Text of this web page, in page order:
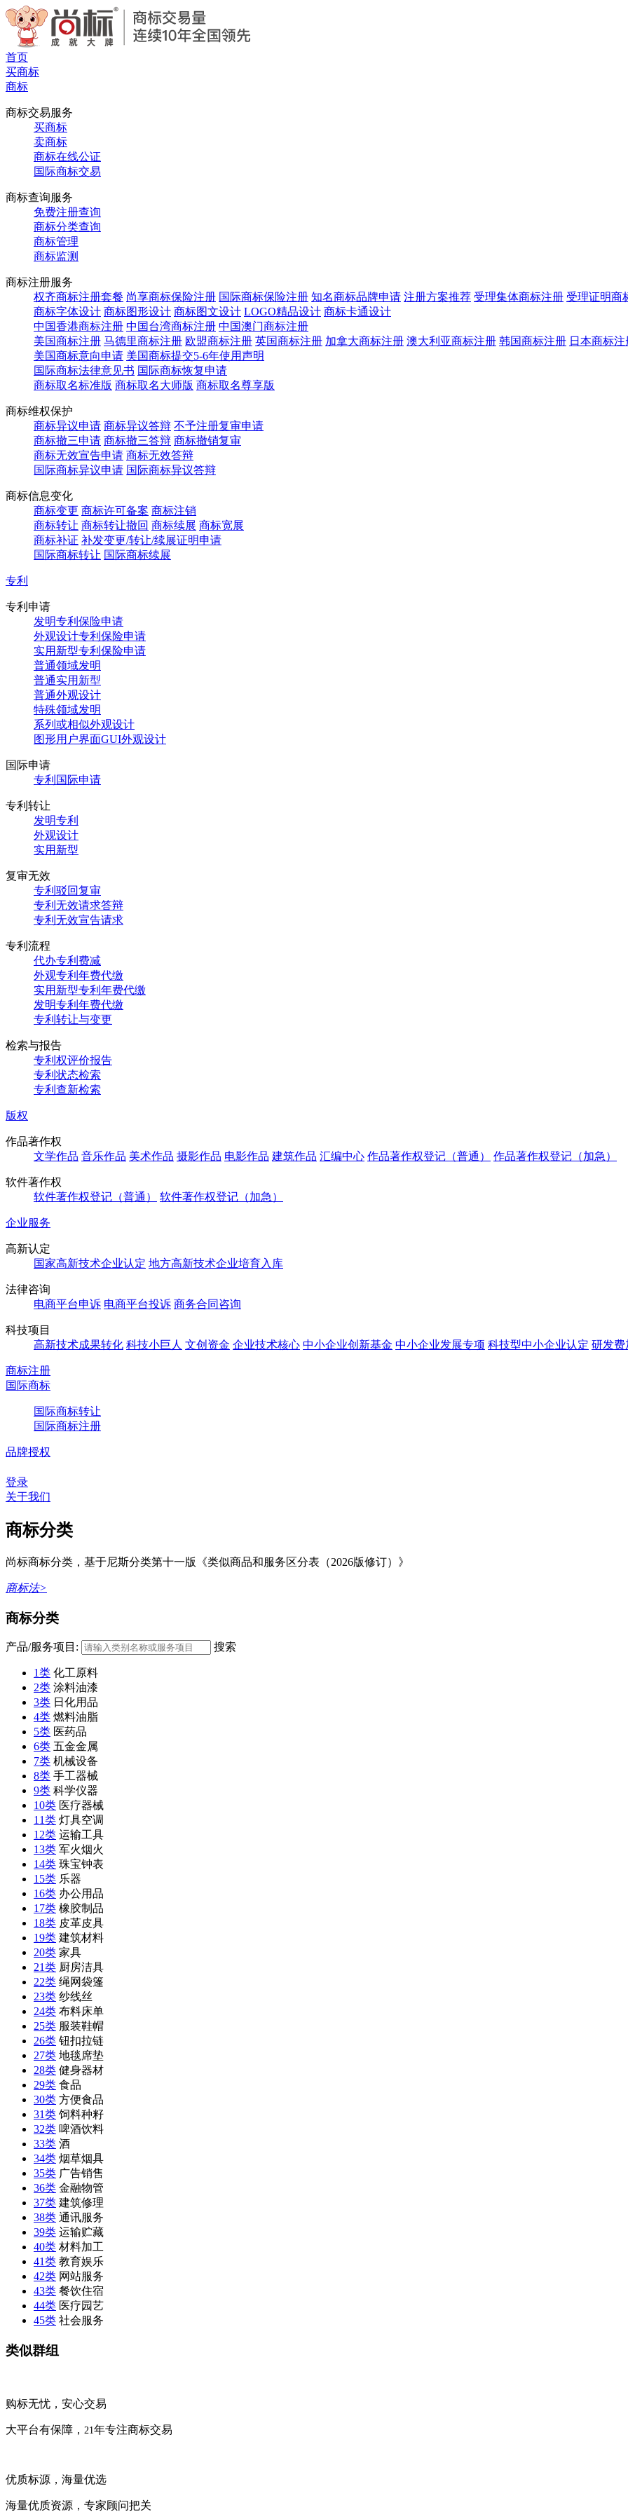
首页
买商标
商标
商标交易服务
买商标
卖商标
商标在线公证
国际商标交易
商标查询服务
免费注册查询
商标分类查询
商标管理
商标监测
商标注册服务
权齐商标注册套餐 尚享商标保险注册 国际商标保险注册 知名商标品牌申请 注册方案推荐 受理集体商标注册 受理证明商
商标字体设计 商标图形设计 商标图文设计 LOGO精品设计 商标卡通设计
中国香港商标注册 中国台湾商标注册 中国澳门商标注册
美国商标注册 马德里商标注册 欧盟商标注册 英国商标注册 加拿大商标注册 澳大利亚商标注册 韩国商标注册 日本商标注
美国商标意向申请 美国商标提交5-6年使用声明
国际商标法律意见书 国际商标恢复申请
商标取名标准版 商标取名大师版 商标取名尊享版
商标维权保护
商标异议申请 商标异议答辩 不予注册复审申请
商标撤三申请 商标撤三答辩 商标撤销复审
商标无效宣告申请 商标无效答辩
国际商标异议申请 国际商标异议答辩
商标信息变化
商标变更 商标许可备案 商标注销
商标转让 商标转让撤回 商标续展 商标宽展
商标补证 补发变更/转让/续展证明申请
国际商标转让 国际商标续展
专利
专利申请
发明专利保险申请
外观设计专利保险申请
实用新型专利保险申请
普通领域发明
普通实用新型
普通外观设计
特殊领域发明
系列或相似外观设计
图形用户界面GUI外观设计
国际申请
专利国际申请
专利转让
发明专利
外观设计
实用新型
复审无效
专利驳回复审
专利无效请求答辩
专利无效宣告请求
专利流程
代办专利费减
外观专利年费代缴
实用新型专利年费代缴
发明专利年费代缴
专利转让与变更
检索与报告
专利权评价报告
专利状态检索
专利查新检索
版权
作品著作权
文学作品 音乐作品 美术作品 摄影作品 电影作品 建筑作品 汇编中心 作品著作权登记（普通） 作品著作权登记（加急）
软件著作权
软件著作权登记（普通）
软件著作权登记（加急）
企业服务
高新认定
国家高新技术企业认定 地方高新技术企业培育入库
法律咨询
电商平台申诉 电商平台投诉 商务合同咨询
科技项目
高新技术成果转化 科技小巨人 文创资金 企业技术核心 中小企业创新基金 中小企业发展专项 科技型中小企业认定 研发费
商标注册
国际商标
国际商标转让
国际商标注册
品牌授权
登录
关于我们
商标分类
尚标商标分类，基于尼斯分类第十一版《类似商品和服务区分表（2026版修订）》
商标法>
商标分类
产品/服务项目: 搜索
1类 化工原料
2类 涂料油漆
3类 日化用品
4类 燃料油脂
5类 医药品
6类 五金金属
7类 机械设备
8类 手工器械
9类 科学仪器
10类 医疗器械
11类 灯具空调
12类 运输工具
13类 军火烟火
14类 珠宝钟表
15类 乐器
16类 办公用品
17类 橡胶制品
18类 皮革皮具
19类 建筑材料
20类 家具
21类 厨房洁具
22类 绳网袋篷
23类 纱线丝
24类 布料床单
25类 服装鞋帽
26类 钮扣拉链
27类 地毯席垫
28类 健身器材
29类 食品
30类 方便食品
31类 饲料种籽
32类 啤酒饮料
33类 酒
34类 烟草烟具
35类 广告销售
36类 金融物管
37类 建筑修理
38类 通讯服务
39类 运输贮藏
40类 材料加工
41类 教育娱乐
42类 网站服务
43类 餐饮住宿
44类 医疗园艺
45类 社会服务
类似群组
购标无忧，安心交易
大平台有保障， 21年专注商标交易
优质标源，海量优选
海量优质资源，专家顾问把关